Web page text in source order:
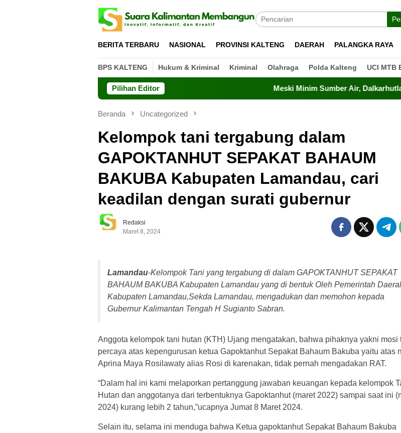
BERITA TERBARU NASIONAL PROVINSI KALTENG DAERAH PALANGKA RAYA
BPS KALTENG Hukum & Kriminal Kriminal Olahraga Polda Kalteng UCI MTB
Pilihan Editor Meski Minim Sumber Air, Dalkarhutla Bersama
Beranda Uncategorized
Kelompok tani tergabung dalam
GAPOKTANHUT SEPAKAT BAHAUM
BAKUBA Kabupaten Lamandau, cari
keadilan dengan surati gubernur
Redaksi
Maret 8, 2024
Lamandau-Kelompok Tani yang tergabung di dalam GAPOKTANHUT SEPAKAT
BAHAUM BAKUBA Kabupaten Lamandau yang di bentuk Oleh Pemerintah
Kabupaten Lamandau,Sekda Lamandau, mengadukan dan memohon kepada
Gubernur Kalimantan Tengah H Sugianto Sabran.
Anggota kelompok tani hutan (KTH) Ujang mengatakan, bahwa pihaknya yakni mosi
percaya atas kepengurusan ketua Gapoktanhut Sepakat Bahaum Bakuba yaitu atas
Aprina Maya Rosilawaty alias Rosi di karenakan, tidak pernah mengadakan RAT.
“Dalam hal ini kami melaporkan pertanggung jawaban keuangan kepada kelompok
Hutan dan anggotanya dari terbentuknya Gapoktanhut (maret 2022) sampai saat ini
2024) kurang lebih 2 tahun,”ucapnya Jumat 8 Maret 2024.
Selain itu, selama ini menduga bahwa Ketua gapoktanhut Sepakat Bahaum Bakuba